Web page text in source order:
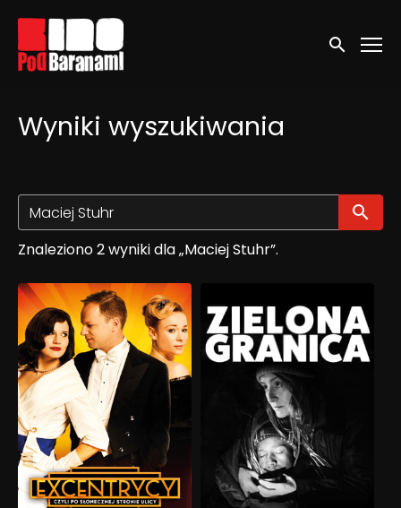
Linki ułatwień dostępu
Wyszukaj
Wyniki wyszukiwania
Znaleziono 2 wyniki dla „Maciej Stuhr”.